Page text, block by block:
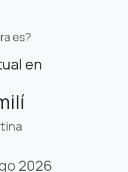
es?
en
2026